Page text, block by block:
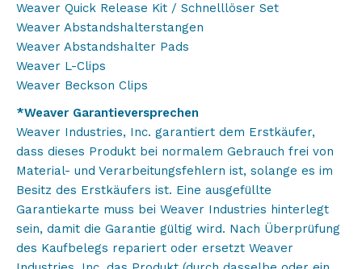
Weaver Quick Release Kit / Schnelllöser Set
Weaver Abstandshalterstangen
Weaver Abstandshalter Pads
Weaver L-Clips
Weaver Beckson Clips
*Weaver Garantieversprechen
Weaver Industries, Inc. garantiert dem Erstkäufer,
dass dieses Produkt bei normalem Gebrauch frei von
Material- und Verarbeitungsfehlern ist, solange es im
Besitz des Erstkäufers ist. Eine ausgefüllte
Garantiekarte muss bei Weaver Industries hinterlegt
sein, damit die Garantie gültig wird. Nach Überprüfung
des Kaufbelegs repariert oder ersetzt Weaver